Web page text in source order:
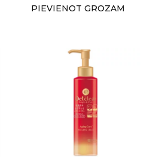
PIEVIENOT GROZAM